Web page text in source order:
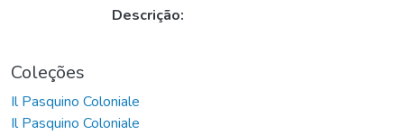
Descrição:
Coleções
Il Pasquino Coloniale
Il Pasquino Coloniale